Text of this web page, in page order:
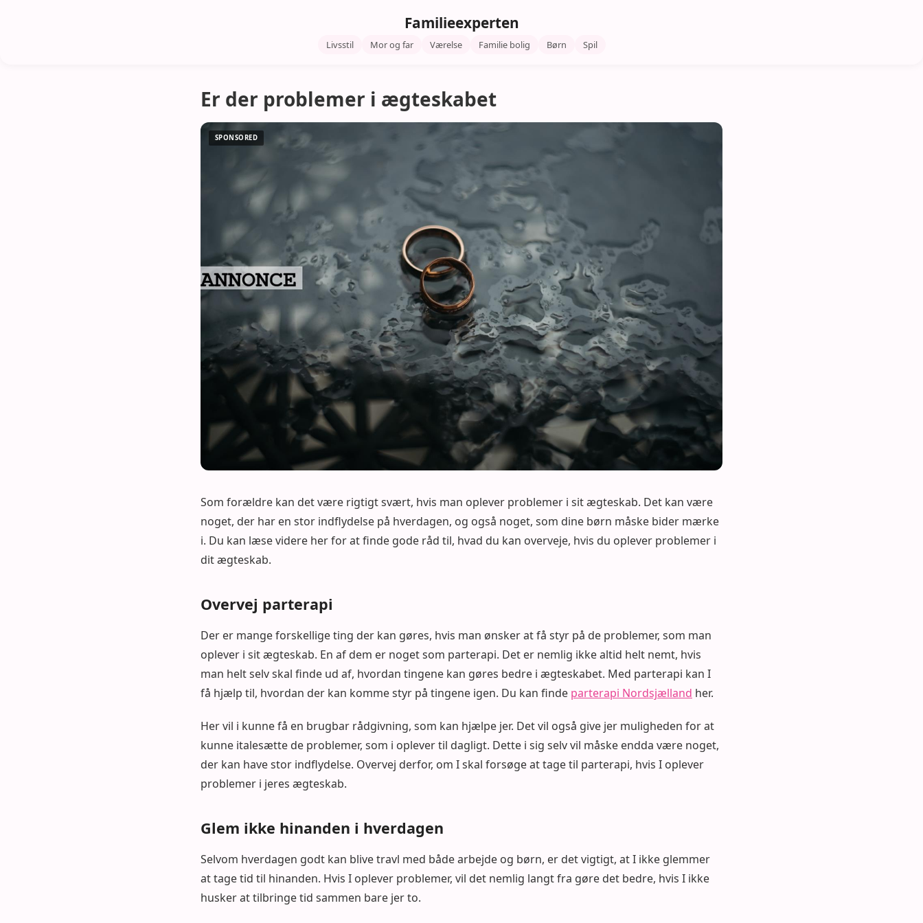
Familieexperten
Livsstil Mor og far Værelse Familie bolig Børn Spil
Er der problemer i ægteskabet
Som forældre kan det være rigtigt svært, hvis man oplever problemer i sit ægteskab. Det kan være
noget, der har en stor indflydelse på hverdagen, og også noget, som dine børn måske bider mærke
i. Du kan læse videre her for at finde gode råd til, hvad du kan overveje, hvis du oplever problemer i
dit ægteskab.
Overvej parterapi
Der er mange forskellige ting der kan gøres, hvis man ønsker at få styr på de problemer, som man
oplever i sit ægteskab. En af dem er noget som parterapi. Det er nemlig ikke altid helt nemt, hvis
man helt selv skal finde ud af, hvordan tingene kan gøres bedre i ægteskabet. Med parterapi kan I
få hjælp til, hvordan der kan komme styr på tingene igen. Du kan finde parterapi Nordsjælland her.
Her vil i kunne få en brugbar rådgivning, som kan hjælpe jer. Det vil også give jer muligheden for at
kunne italesætte de problemer, som i oplever til dagligt. Dette i sig selv vil måske endda være noget,
der kan have stor indflydelse. Overvej derfor, om I skal forsøge at tage til parterapi, hvis I oplever
problemer i jeres ægteskab.
Glem ikke hinanden i hverdagen
Selvom hverdagen godt kan blive travl med både arbejde og børn, er det vigtigt, at I ikke glemmer
at tage tid til hinanden. Hvis I oplever problemer, vil det nemlig langt fra gøre det bedre, hvis I ikke
husker at tilbringe tid sammen bare jer to.